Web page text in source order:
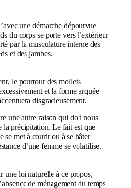
une démarche dépourvue
du corps se porte vers l’extérieur
par la musculature interne des
et des jambes.
le pourtour des mollets
et la forme arquée
disgracieusement.
une autre raison qui doit nous
la précipitation. Le fait est que
se met à courir ou à se hâter
d’une femme se volatilise.
une loi naturelle à ce propos,
de ménagement du temps